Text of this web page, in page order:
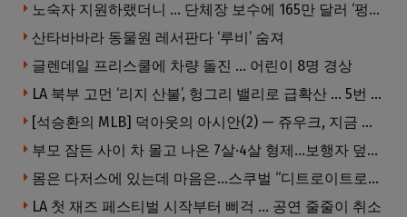
노숙자 지원하랬더니 … 단체장 보수에 165만 달러 ‘펑펑’
산타바바라 동물원 레서판다 ‘루비’ 숨져
글렌데일 프리스쿨에 차량 돌진 … 어린이 8명 경상
LA 북부 고먼 ‘리지 산불’, 헝그리 밸리로 급확산 … 5번 Fwy 양방향 전면 폐쇄
[석승환의 MLB] 덕아웃의 아시안(2) — 쥬우크, 지금 괜찮아요?
부모 잠든 사이 차 몰고 나온 7살·4살 형제…보행자 덮쳐 중태
몸은 다저스에 있는데 마음은…스쿠벌 “디트로이트로 돌아가고파”
LA 첫 재즈 페스티벌 시작부터 삐걱 … 공연 줄줄이 취소